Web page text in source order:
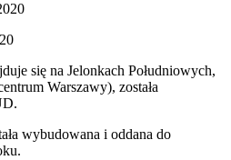
się na Jelonkach Południowych,
Warszawy), została
wybudowana i oddana do
.